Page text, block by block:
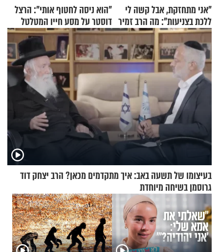
"אני מתחזקת, אבל קשה לי
ללכת בצניעות": מה הרב זמיר
כהן המליץ לה לעשות?
"הוא ניסה לחטוף אותי": הרצל
דוסטר על מסע חייו המטלטל
בעיצומו של תשעה באב: איך מתקדמים מכאן? הרב יצחק דוד
גרוסמן בשיחה מיוחדת